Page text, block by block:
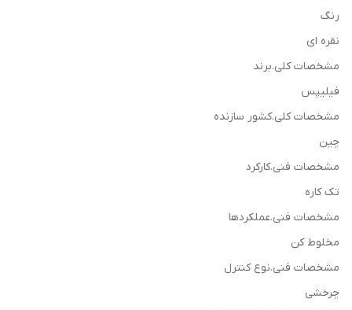
رنگ
نقره ای
مشخصات کلی.برند
فیلیپس
مشخصات کلی.کشور سازنده
چین
مشخصات فنی.کارکرد
تک کاره
مشخصات فنی.عملکردها
مخلوط کن
مشخصات فنی.نوع کنترل
چرخشی